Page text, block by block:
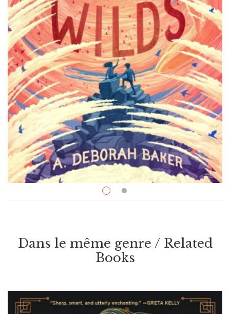
Par / By A. Deborah Baker
Dans le même genre / Related
Books